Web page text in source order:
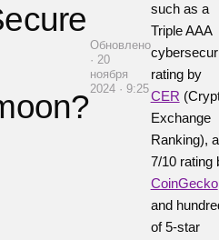
Обновлено
· 20
ноября
2024 · 9:25
such as a
Triple AAA
rating by
CER
Exchange
Ranking), a
7/10 rating
CoinGecko
and
of 5-star